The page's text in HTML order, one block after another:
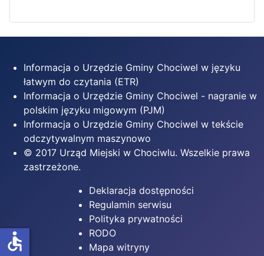
Informacja o Urzędzie Gminy Chociwel w języku
łatwym do czytania (ETR)
Informacja o Urzędzie Gminy Chociwel - nagranie w
polskim języku migowym (PJM)
Informacja o Urzędzie Gminy Chociwel w tekście
odczytywalnym maszynowo
© 2017 Urząd Miejski w Chociwlu. Wszelkie prawa
zastrzeżone.
Deklaracja dostępności
Regulamin serwisu
Polityka prywatności
RODO
Mapa witryny
accessible